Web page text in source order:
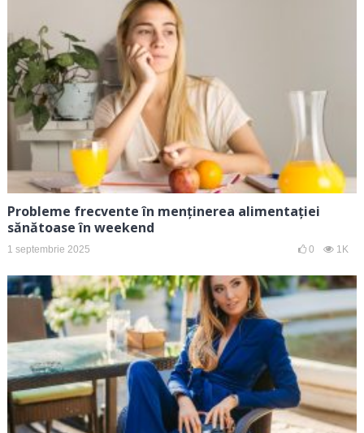
Probleme frecvente în menținerea alimentației
sănătoase în weekend
1 septembrie 2025 0 1K